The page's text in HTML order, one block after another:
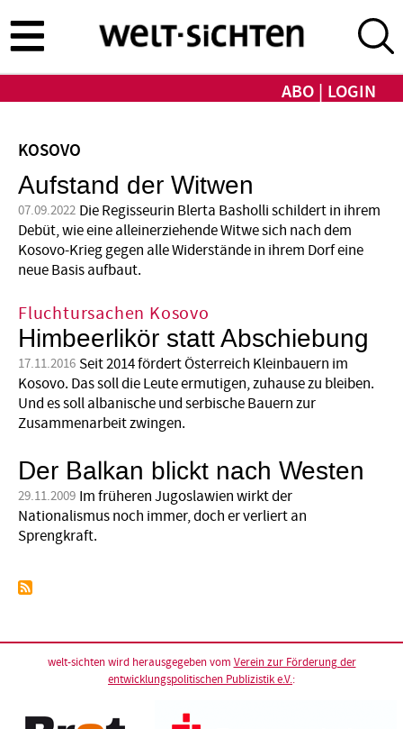
zum
Inhalt
ABO LOGIN
KOSOVO
Aufstand der Witwen
07.09.2022 Die Regisseurin Blerta Basholli schildert in ihrem
Debüt, wie eine alleinerziehende Witwe sich nach dem
Kosovo-Krieg gegen alle Widerstände in ihrem Dorf eine
neue Basis aufbaut.
Fluchtursachen Kosovo
Himbeerlikör statt Abschiebung
17.11.2016 Seit 2014 fördert Österreich Kleinbauern im
Kosovo. Das soll die Leute ermutigen, zuhause zu bleiben.
Und es soll albanische und serbische Bauern zur
Zusammenarbeit zwingen.
Der Balkan blickt nach Westen
29.11.2009 Im früheren Jugoslawien wirkt der
Nationalismus noch immer, doch er verliert an
Sprengkraft.
welt-sichten wird herausgegeben vom Verein zur Förderung der
entwicklungspolitischen Publizistik e.V.: